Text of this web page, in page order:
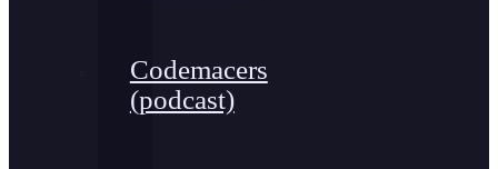
Codemacers
(podcast)